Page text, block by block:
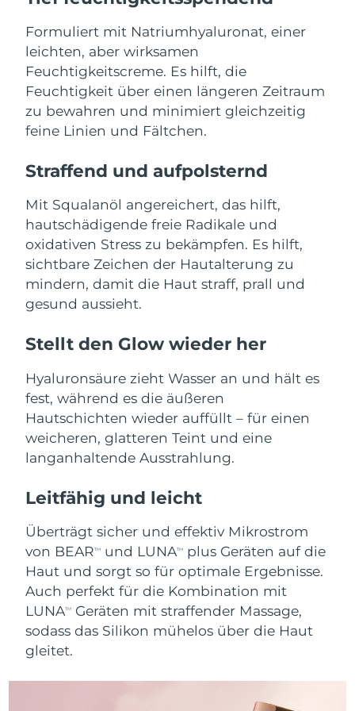
Formuliert mit Natriumhyaluronat, einer
leichten, aber wirksamen
Feuchtigkeitscreme. Es hilft, die
Feuchtigkeit über einen längeren Zeitraum
zu bewahren und minimiert gleichzeitig
feine Linien und Fältchen.
Straffend und aufpolsternd
Mit Squalanöl angereichert, das hilft,
hautschädigende freie Radikale und
oxidativen Stress zu bekämpfen. Es hilft,
sichtbare Zeichen der Hautalterung zu
mindern, damit die Haut straff, prall und
gesund aussieht.
Stellt den Glow wieder her
Hyaluronsäure zieht Wasser an und hält es
fest, während es die äußeren
Hautschichten wieder auffüllt – für einen
weicheren, glatteren Teint und eine
langanhaltende Ausstrahlung.
Leitfähig und leicht
Überträgt sicher und effektiv Mikrostrom
von BEARTM und LUNATM
plus Geräten auf die
Haut und sorgt so für optimale Ergebnisse.
Auch perfekt für die Kombination mit
LUNATM
Geräten mit straffender Massage,
sodass das Silikon mühelos über die Haut
gleitet.
For healthy hair
Kosmetik Männer
Kaufe alles
ÜBER
Isle of Man Erwartete Lieferung8/13/26
Israel Erwartete Lieferung
Italien Erwartete Lieferung8/11/26
Jersey Erwartete Lieferung
Kasachstan Erwartete Lieferung
Kuwait Erwartete Lieferung 8/11/26
Lettland Erwartete Lieferung8/11/26
Luxemburg Erwartete Lieferung
Sonderverwaltungsregion
Macau
Erwartete Lieferung
Malaysia Erwartete Lieferung
Malta Erwartete Lieferung8/11/26
Mexiko Erwartete Lieferung8/15/26
Monaco Erwartete Lieferung8/12/26
Niederlande
Neuseeland Erwartete Lieferung8/11/26